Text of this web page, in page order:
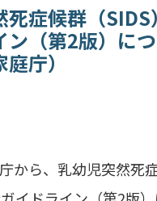
死症候群（SIDS
ン（第2版）に
庁）
から、乳幼児突然死